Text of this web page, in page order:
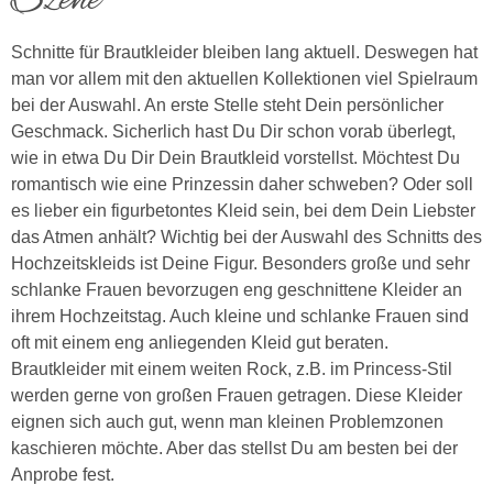
Schnitte für Brautkleider bleiben lang aktuell. Deswegen hat
man vor allem mit den aktuellen Kollektionen viel Spielraum
bei der Auswahl. An erste Stelle steht Dein persönlicher
Geschmack. Sicherlich hast Du Dir schon vorab überlegt,
wie in etwa Du Dir Dein Brautkleid vorstellst. Möchtest Du
romantisch wie eine Prinzessin daher schweben? Oder soll
es lieber ein figurbetontes Kleid sein, bei dem Dein Liebster
das Atmen anhält? Wichtig bei der Auswahl des Schnitts des
Hochzeitskleids ist Deine Figur. Besonders große und sehr
schlanke Frauen bevorzugen eng geschnittene Kleider an
ihrem Hochzeitstag. Auch kleine und schlanke Frauen sind
oft mit einem eng anliegenden Kleid gut beraten.
Brautkleider mit einem weiten Rock, z.B. im Princess-Stil
werden gerne von großen Frauen getragen. Diese Kleider
eignen sich auch gut, wenn man kleinen Problemzonen
kaschieren möchte. Aber das stellst Du am besten bei der
Anprobe fest.